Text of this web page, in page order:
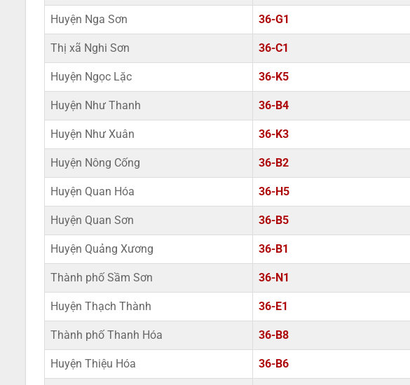
Huyện Nga Sơn 36-G1
Thị xã Nghi Sơn 36-C1
Huyện Ngọc Lặc 36-K5
Huyện Như Thanh 36-B4
Huyện Như Xuân 36-K3
Huyện Nông Cống 36-B2
Huyện Quan Hóa 36-H5
Huyện Quan Sơn 36-B5
Huyện Quảng Xương 36-B1
Thành phố Sầm Sơn 36-N1
Huyện Thạch Thành 36-E1
Thành phố Thanh Hóa 36-B8
Huyện Thiệu Hóa 36-B6